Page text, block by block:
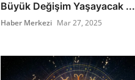
Büyük Değişim Yaşayacak ...
Haber Merkezi Mar 27, 2025